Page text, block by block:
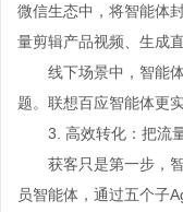
微信生态中，将智能体
量剪辑产品视频、生成
线下场景中，智能体
题。联想百应智能体更
3. 高效转化：把流量
获客只是第一步，智
员智能体，通过五个子